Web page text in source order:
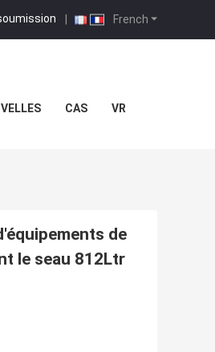
French
|
CAS VR
de
le seau 812Ltr